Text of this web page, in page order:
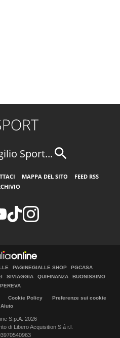
Sport...
MAPPA DEL SITO
FEED RSS
PAGINEGIALLE SHOP
PGCASA
SIVIAGGIA QUIFINANZA
BUONISSIMO
Cookie Policy
Preferenze sui cookie
Aiuto
S.p.A. 2026
di Libero Acquisition S.á r.l.